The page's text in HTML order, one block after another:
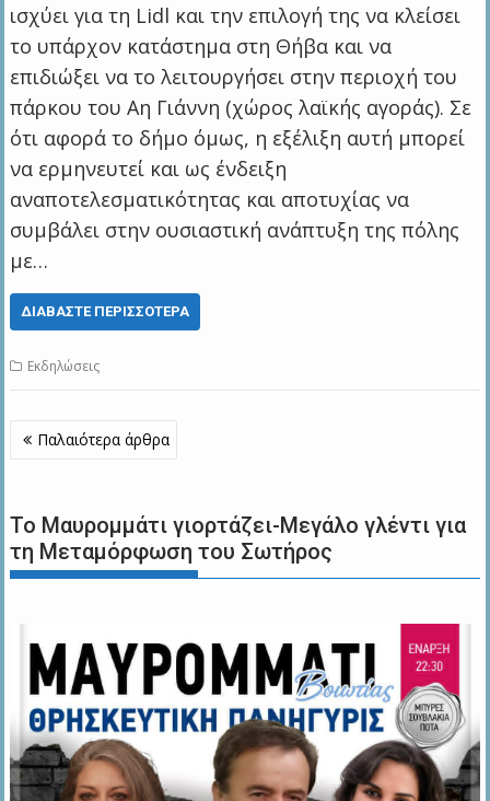
ισχύει για τη Lidl και την επιλογή της να κλείσει
το υπάρχον κατάστημα στη Θήβα και να
επιδιώξει να το λειτουργήσει στην περιοχή του
πάρκου του Αη Γιάννη (χώρος λαϊκής αγοράς). Σε
ότι αφορά το δήμο όμως, η εξέλιξη αυτή μπορεί
να ερμηνευτεί και ως ένδειξη
αναποτελεσματικότητας και αποτυχίας να
συμβάλει στην ουσιαστική ανάπτυξη της πόλης
με…
ΔΙΑΒΆΣΤΕ ΠΕΡΙΣΣΌΤΕΡΑ
Εκδηλώσεις
Πλοήγηση
άρθρων
Παλαιότερα άρθρα
Το Μαυρομμάτι γιορτάζει-Μεγάλο γλέντι για
τη Μεταμόρφωση του Σωτήρος